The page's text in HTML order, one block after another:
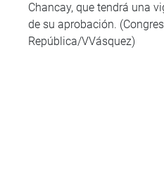
Chancay, que tendrá una
de su aprobación.
República/VVásquez)